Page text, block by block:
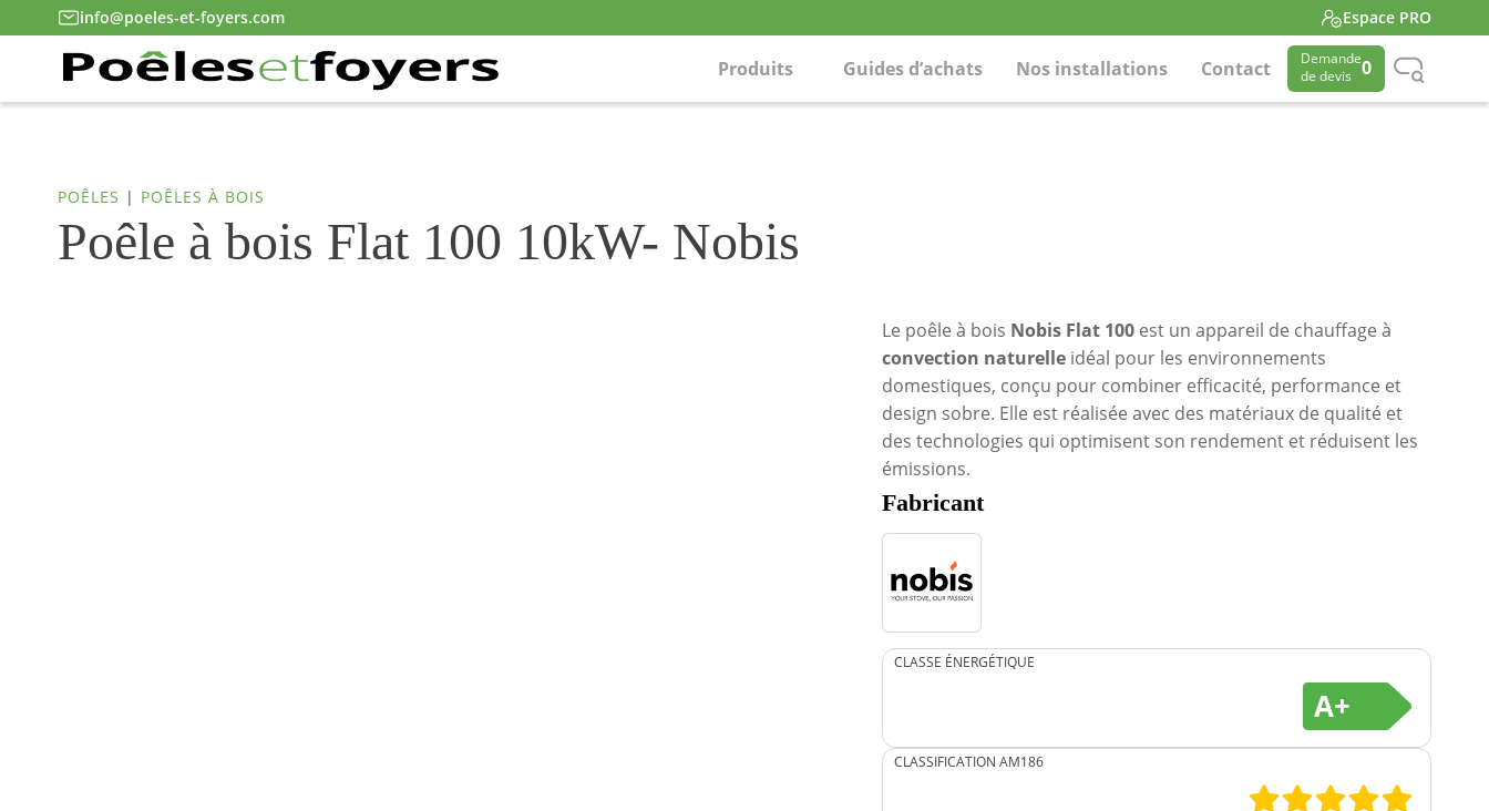
info@poeles-et-foyers.com Espace PRO
Produits Guides d’achats Nos installations Contact
Demande
de devis 0
POÊLES | POÊLES À BOIS
Poêle à bois Flat 100 10kW- Nobis
Le poêle à bois Nobis Flat 100 est un appareil de chauffage à
convection naturelle idéal pour les environnements
domestiques, conçu pour combiner efficacité, performance et
design sobre. Elle est réalisée avec des matériaux de qualité et
des technologies qui optimisent son rendement et réduisent les
émissions.
Fabricant
CLASSE ÉNERGÉTIQUE
A+
CLASSIFICATION AM186